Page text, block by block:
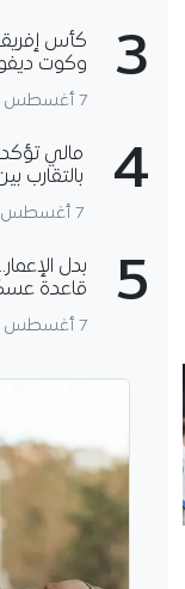
غويري يُثير الشكوك
مستقبله.. هل يُريد
3
كأس
وكوت
7 أغسطس 2026
4
مالي تؤكد
بالتقارب
7 أغسطس 2026
5
بدل
قاعدة
7 أغسطس 2026